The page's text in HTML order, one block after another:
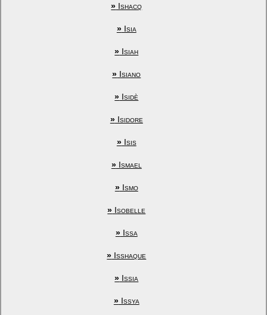
» Ishacq
»Isia
» Isiah
» Isiano
» Isidè
»Isidore
»Isis
»Ismael
»Ismo
» Isobelle
»Issa
» Isshaque
» Issia
»Issya